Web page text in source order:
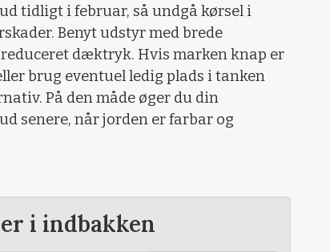
tidligt i februar, så undgå kørsel i
Benyt udstyr med brede
dæktryk. Hvis marken knap er
brug eventuel ledig plads i tanken
På den måde øger du din
senere, når jorden er farbar og
i indbakken